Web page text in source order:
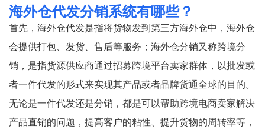
海外仓代发分销系统有哪些？
首先，海外仓代发是指将货物发到第三方海外仓中，海外仓
会提供打包、发货、售后等服务；海外仓分销又称跨境分
销，是指货源供应商通过招募跨境平台卖家群体，以批发或
者一件代发的形式来实现其产品或者品牌货通全球的目的。
无论是一件代发还是分销，都是可以帮助跨境电商卖家解决
产品直销的问题，提高客户的粘性、提升货物的周转率等，